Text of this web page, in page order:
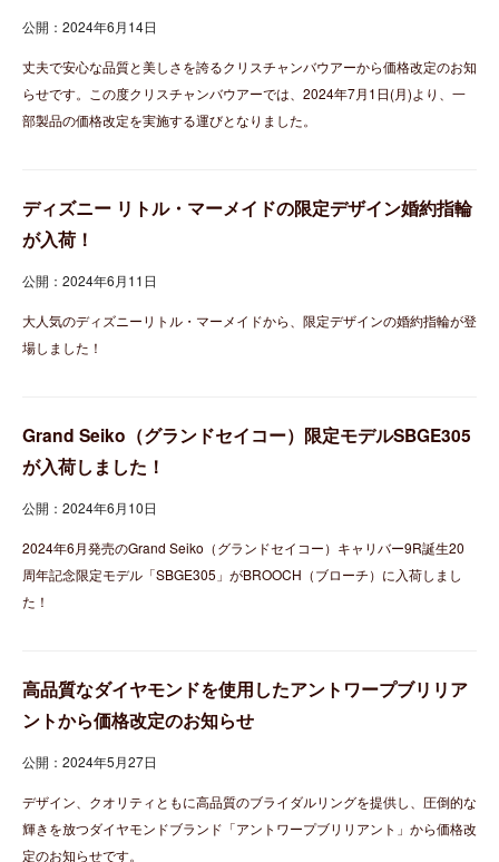
公開：2024年6月14日
丈夫で安心な品質と美しさを誇るクリスチャンバウアーから価格改定のお知
らせです。この度クリスチャンバウアーでは、2024年7月1日(月)より、一
部製品の価格改定を実施する運びとなりました。
ディズニー リトル・マーメイドの限定デザイン婚約指輪
が入荷！
公開：2024年6月11日
大人気のディズニーリトル・マーメイドから、限定デザインの婚約指輪が登
場しました！
Grand Seiko（グランドセイコー）限定モデルSBGE305
が入荷しました！
公開：2024年6月10日
2024年6月発売のGrand Seiko（グランドセイコー）キャリバー9R誕生20
周年記念限定モデル「SBGE305」がBROOCH（ブローチ）に入荷しまし
た！
高品質なダイヤモンドを使用したアントワープブリリア
ントから価格改定のお知らせ
公開：2024年5月27日
デザイン、クオリティともに高品質のブライダルリングを提供し、圧倒的な
輝きを放つダイヤモンドブランド「アントワープブリリアント」から価格改
定のお知らせです。